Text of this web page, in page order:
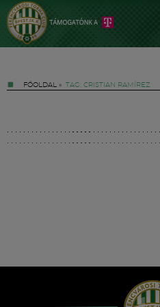
FŐOLDAL » TAG: CRISTIAN RAMÍREZ
Hírek